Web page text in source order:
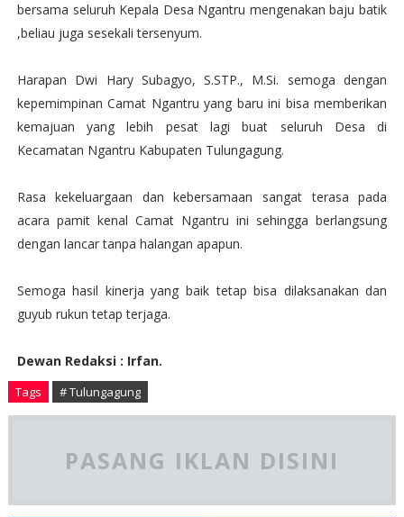
bersama seluruh Kepala Desa Ngantru mengenakan baju batik
,beliau juga sesekali tersenyum.
Harapan Dwi Hary Subagyo, S.STP., M.Si. semoga dengan
kepemimpinan Camat Ngantru yang baru ini bisa memberikan
kemajuan yang lebih pesat lagi buat seluruh Desa di
Kecamatan Ngantru Kabupaten Tulungagung.
Rasa kekeluargaan dan kebersamaan sangat terasa pada
acara pamit kenal Camat Ngantru ini sehingga berlangsung
dengan lancar tanpa halangan apapun.
Semoga hasil kinerja yang baik tetap bisa dilaksanakan dan
guyub rukun tetap terjaga.
Dewan Redaksi : Irfan.
Tags # Tulungagung
PASANG IKLAN DISINI